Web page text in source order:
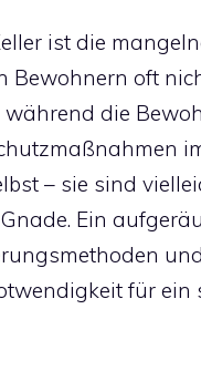
ist die
oft
die
– sie sind
Ein
für ein